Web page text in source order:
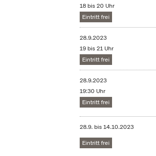
18 bis 20 Uhr
Eintritt frei
28.9.2023
19 bis 21 Uhr
Eintritt frei
28.9.2023
19:30 Uhr
Eintritt frei
28.9. bis14.10.2023
Eintritt frei